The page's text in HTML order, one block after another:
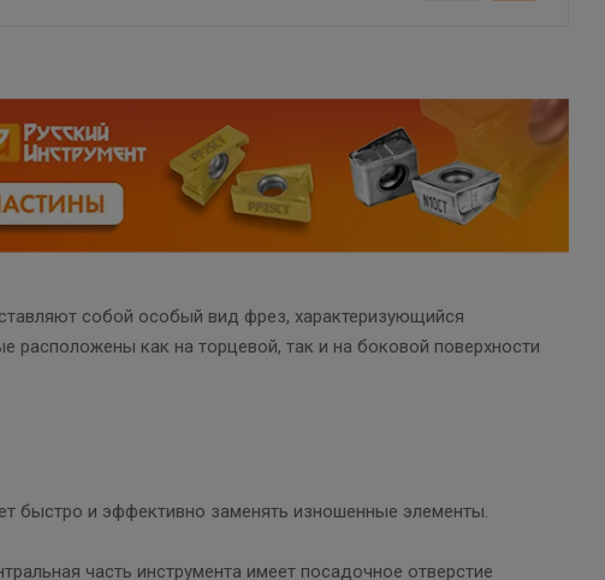
собой особый вид фрез, характеризующийся
как на торцевой, так и на боковой поверхности
быстро и эффективно заменять изношенные элементы.
часть инструмента имеет посадочное отверстие